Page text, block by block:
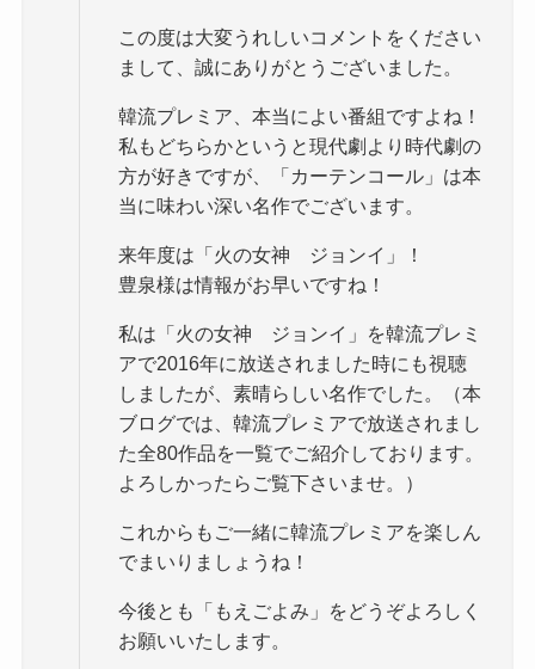
この度は大変うれしいコメントをください
まして、誠にありがとうございました。
韓流プレミア、本当によい番組ですよね！
私もどちらかというと現代劇より時代劇の
方が好きですが、「カーテンコール」は本
当に味わい深い名作でございます。
来年度は「火の女神 ジョンイ」！
豊泉様は情報がお早いですね！
私は「火の女神 ジョンイ」を韓流プレミ
アで2016年に放送されました時にも視聴
しましたが、素晴らしい名作でした。（本
ブログでは、韓流プレミアで放送されまし
た全80作品を一覧でご紹介しております。
よろしかったらご覧下さいませ。）
これからもご一緒に韓流プレミアを楽しん
でまいりましょうね！
今後とも「もえごよみ」をどうぞよろしく
お願いいたします。